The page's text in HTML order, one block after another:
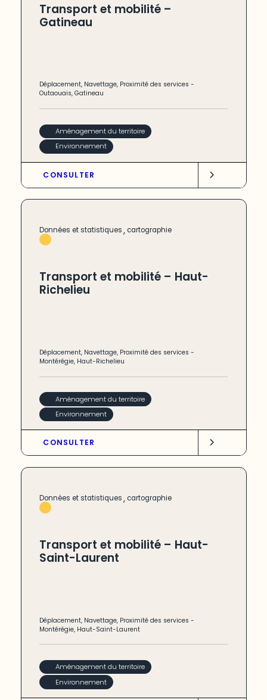
Transport et mobilité –
Gatineau
Déplacement, Navettage, Proximité des services -
Outaouais,Gatineau
Aménagement du territoire
Environnement
CONSULTER
Données et statistiques, cartographie
Transport et mobilité – Haut-
Richelieu
Déplacement, Navettage, Proximité des services -
Montérégie, Haut-Richelieu
Aménagement du territoire
Environnement
CONSULTER
Données et statistiques, cartographie
Transport et mobilité – Haut-
Saint-Laurent
Déplacement, Navettage, Proximité des services -
Montérégie, Haut-Saint-Laurent
Aménagement du territoire
Environnement